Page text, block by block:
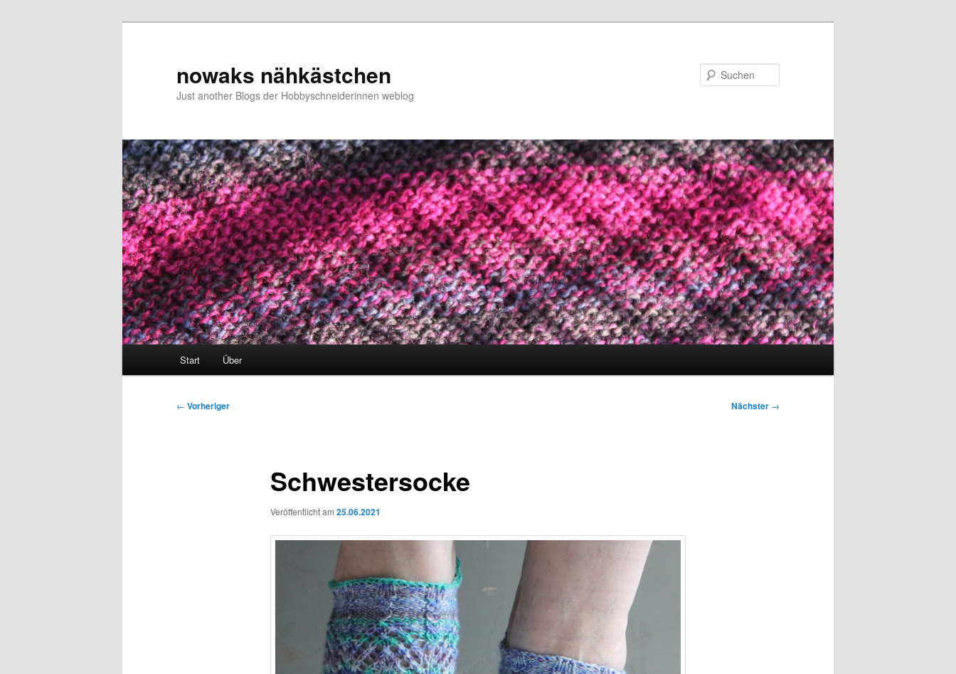
nowaks nähkästchen
Just another Blogs der Hobbyschneiderinnen weblog
Start Über
Beitragsnavigation
← Vorheriger Nächster →
Schwestersocke
Veröffentlicht am 25.06.2021